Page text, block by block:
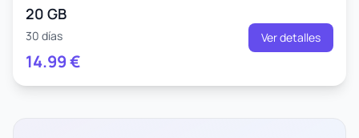
20 GB
30 días
14.99€
Ver detalles